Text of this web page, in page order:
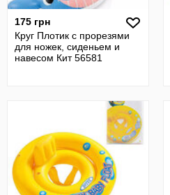
175 грн
Круг Плотик с прорезями
для ножек, сиденьем и
навесом Кит 56581